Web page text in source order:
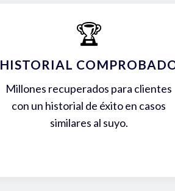
🏆
HISTORIAL
Millones recuperados para clientes
con un historial de éxito en casos
similares al suyo.